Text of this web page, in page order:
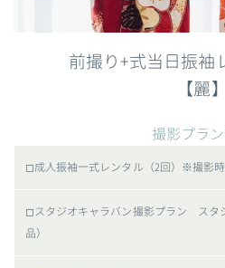
前撮り+式当日振袖
【麗】
撮影プラ
◻︎成人振袖一式レンタル（2回）※撮影
◻︎スタジオキャラバン撮影プラン スタ
品）